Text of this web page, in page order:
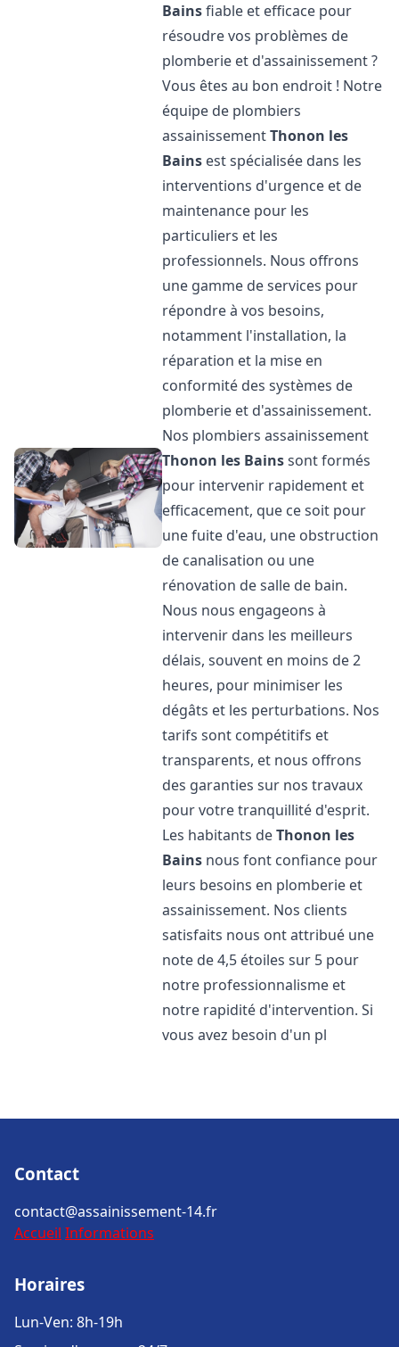
Bainsfiable et efficace pour
résoudre vos problèmes de
plomberie et d'assainissement ?
Vous êtes au bon endroit ! Notre
équipe de plombiers
assainissementThonon les
Bains est spécialisée dans les
interventions d'urgence et de
maintenance pour les
particuliers et les
professionnels. Nous offrons
une gamme de services pour
répondre à vos besoins,
notamment l'installation, la
réparation et la mise en
conformité des systèmes de
plomberie et d'assainissement.
Nos plombiers assainissement
Thonon les Bainssont formés
pour intervenir rapidement et
efficacement, que ce soit pour
une fuite d'eau, une obstruction
de canalisation ou une
rénovation de salle de bain.
Nous nous engageons à
intervenir dans les meilleurs
délais, souvent en moins de 2
heures, pour minimiser les
dégâts et les perturbations. Nos
tarifs sont compétitifs et
transparents, et nous offrons
des garanties sur nos travaux
pour votre tranquillité d'esprit.
Les habitants deThonon les
Bains nous font confiance pour
leurs besoins en plomberie et
assainissement. Nos clients
satisfaits nous ont attribué une
note de 4,5 étoiles sur 5 pour
notre professionnalisme et
notre rapidité d'intervention. Si
vous avez besoin d'un pl
Contact
contact@assainissement-14.fr
Accueil Informations
Horaires
Lun-Ven: 8h-19h